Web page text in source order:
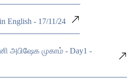
English - 17/11/24
அபிஷேக முகாம் - Day1 -